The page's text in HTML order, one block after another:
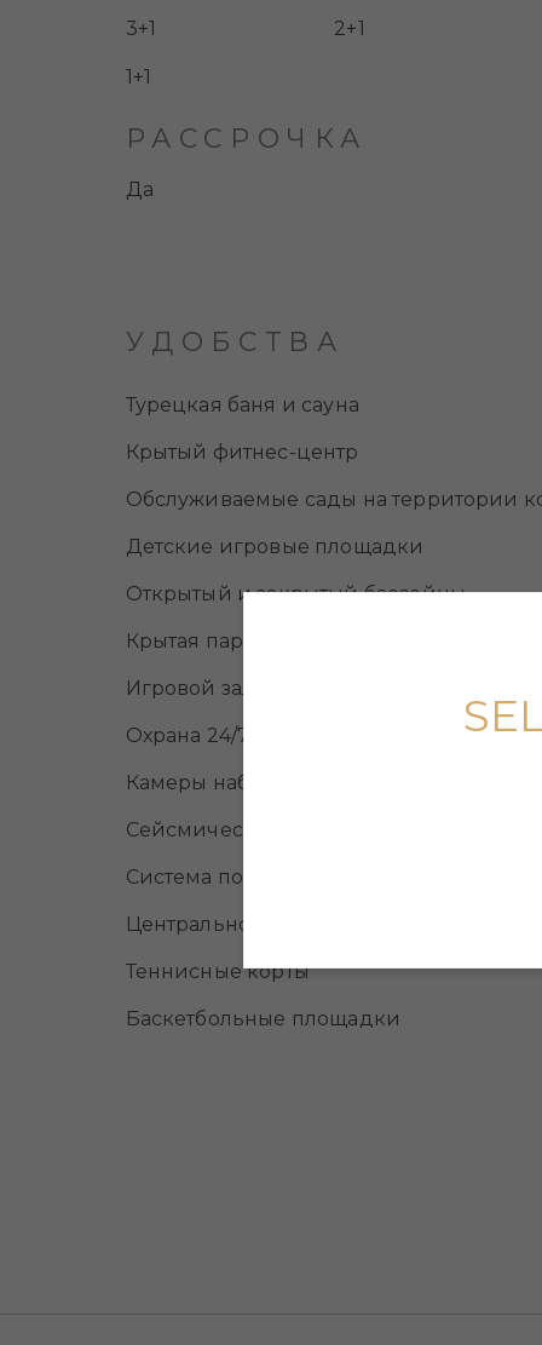
3+1 2+1
1+1
РАССРОЧКА
Да
УДОБСТВА
Турецкая баня и сауна
Крытый фитнес-центр
Обслуживаемые сады на территории
Детские игровые площадки
Открытый и закрытый бассейны
Крытая парковка
Игровой зал
Охрана 24/7
Камеры наблюдения
Сейсмический контроль
Система пожаротушения
Центральное отопление
Теннисные корты
Баскетбольные площадки